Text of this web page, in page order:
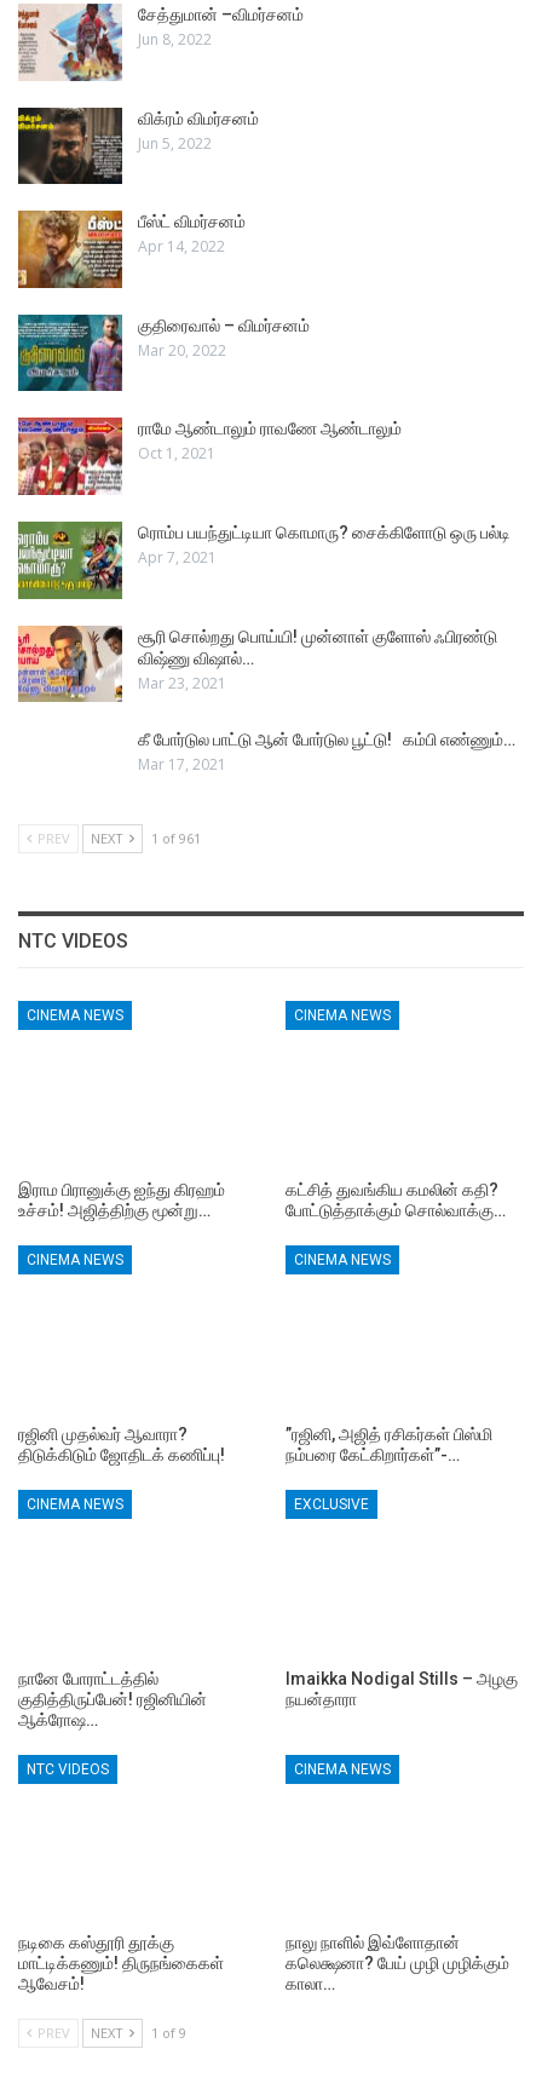
சேத்துமான் –விமர்சனம்
Jun 8, 2022
விக்ரம் விமர்சனம்
Jun 5, 2022
பீஸ்ட் விமர்சனம்
Apr 14, 2022
குதிரைவால் – விமர்சனம்
Mar 20, 2022
ராமே ஆண்டாலும் ராவணே ஆண்டாலும்
Oct 1, 2021
ரொம்ப பயந்துட்டியா கொமாரு? சைக்கிளோடு ஒரு பல்டி
Apr 7, 2021
சூரி சொல்றது பொய்யி! முன்னாள் குளோஸ் ஃபிரண்டு
விஷ்ணு விஷால்…
Mar 23, 2021
கீ போர்டுல பாட்டு ஆன் போர்டுல பூட்டு! கம்பி எண்ணும்…
Mar 17, 2021
PREV NEXT 1 of 961
NTC VIDEOS
CINEMA NEWS
இராம பிரானுக்கு ஐந்து கிரஹம்
உச்சம்! அஜித்திற்கு மூன்று…
CINEMA NEWS
கட்சித் துவங்கிய கமலின் கதி?
போட்டுத்தாக்கும் சொல்வாக்கு…
CINEMA NEWS
ரஜினி முதல்வர் ஆவாரா?
திடுக்கிடும் ஜோதிடக் கணிப்பு!
CINEMA NEWS
”ரஜினி, அஜித் ரசிகர்கள் பிஸ்மி
நம்பரை கேட்கிறார்கள்”-…
CINEMA NEWS
நானே போராட்டத்தில்
குதித்திருப்பேன்! ரஜினியின்
ஆக்ரோஷ…
EXCLUSIVE
Imaikka Nodigal Stills – அழகு
நயன்தாரா
NTC VIDEOS
நடிகை கஸ்தூரி தூக்கு
மாட்டிக்கணும்! திருநங்கைகள்
ஆவேசம்!
CINEMA NEWS
நாலு நாளில் இவ்ளோதான்
கலெக்ஷனா? பேய் முழி முழிக்கும்
காலா…
PREV NEXT 1 of 9